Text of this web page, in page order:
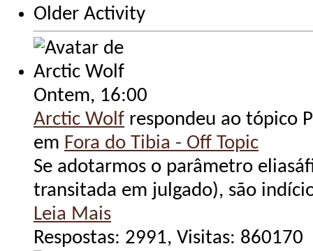
Older Activity
Ontem, 16:00
Arctic Wolf respondeu ao tópico
em Fora do Tibia - Off Topic
Se adotarmos o parâmetro
transitada em julgado), são
Leia Mais
Respostas: 2991, Visitas: 860170